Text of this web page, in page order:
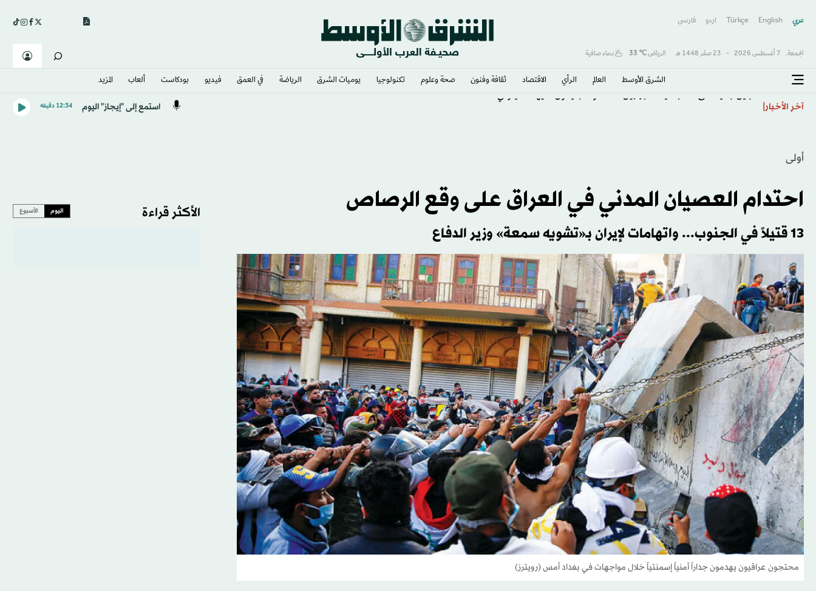
عربي English
Türkçe اردو فارسى
الجمعة, 7 أغسطس 2026 - 23 صفَر 1448 هـ الرياض℃
33 سماء صافية
الشرق الأوسط​ العالم الرأي الاقتصاد ثقافة وفنون صحة وعلوم تكنولوجيا يوميات الشرق​ الرياضة في العمق فيديو بودكاست ألعاب المزيد
آخر الأخبار استمع إلى "إيجاز" اليوم 12:34 دقيقه
أولى
احتدام العصيان المدني في العراق على وقع الرصاص
13 قتيلاً في الجنوب... واتهامات لإيران بـ«تشويه سمعة» وزير الدفاع
محتجون عراقيون يهدمون جداراً أمنياً إسمنتياً خلال مواجهات في بغداد أمس (رويترز)
الأكثر قراءة اليوم الأسبوع